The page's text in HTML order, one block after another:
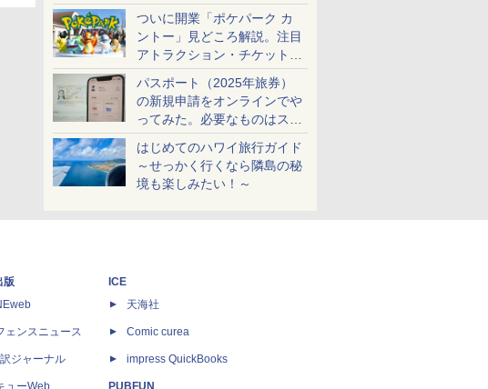
ケットも解説
ついに開業「ポケパーク カ
ントー」見どころ解説。注目
アトラクション・チケット手
配・来場前に必要な準備は？
パスポート（2025年旅券）
の新規申請をオンラインでや
ってみた。必要なものはスマ
ホとマイナカードのみ
はじめてのハワイ旅行ガイド
～せっかく行くなら隣島の秘
境も楽しみたい！～
版
ェンスニュース
ジャーナル
ューWeb
ICE
天海社
Comic curea
impress QuickBooks
PUBFUN